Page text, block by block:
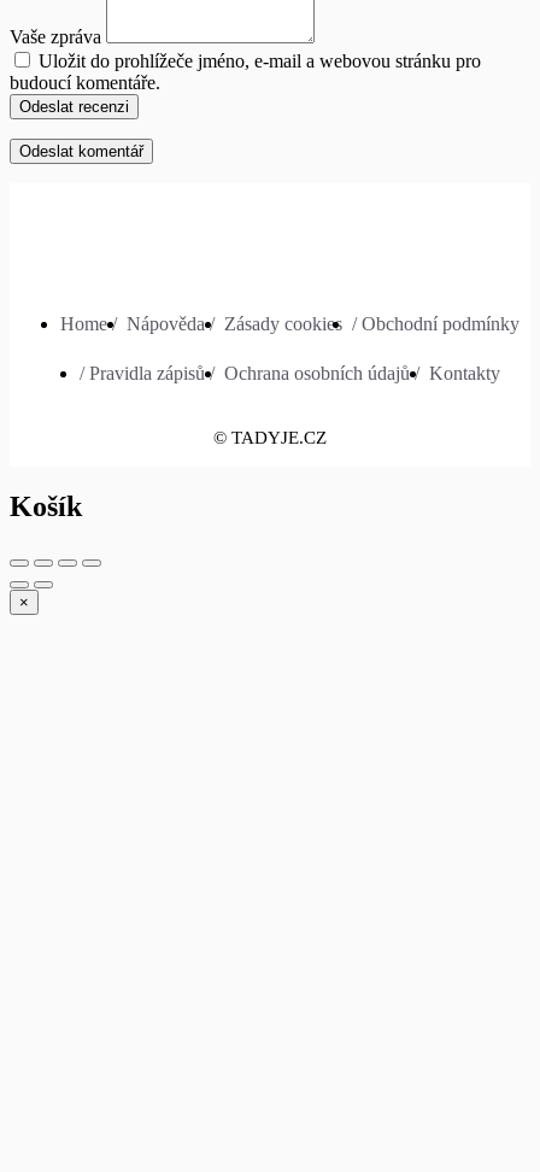
Vaše zpráva
Uložit do prohlížeče jméno, e-mail a webovou stránku pro
budoucí komentáře.
Odeslat recenzi
Home / Nápověda / Zásady cookies / Obchodní podmínky
/ Pravidla zápisů / Ochrana osobních údajů / Kontakty
© TADYJE.CZ
Košík
×